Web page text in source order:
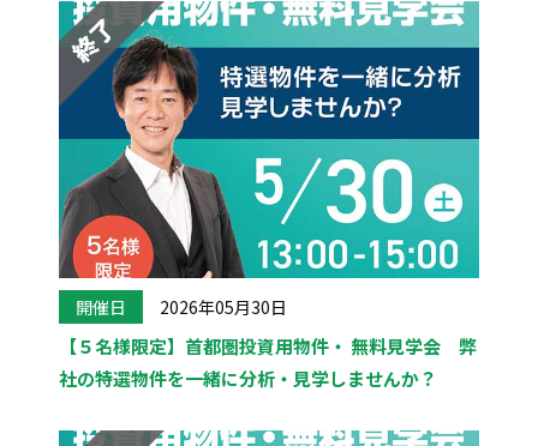
開催日 2026年05月30日
【５名様限定】首都圏投資用物件・ 無料見学会 弊
社の特選物件を一緒に分析・見学しませんか？